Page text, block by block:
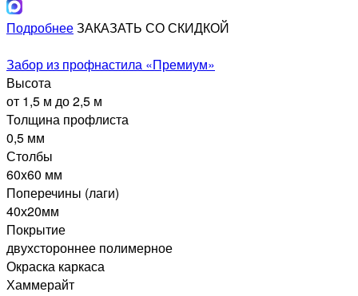
ПодробнееЗАКАЗАТЬ СО СКИДКОЙ
Забор из профнастила «Премиум»
Высота
от 1,5 м до 2,5 м
Толщина профлиста
0,5 мм
Столбы
60x60 мм
Поперечины (лаги)
40х20мм
Покрытие
двухстороннее полимерное
Окраска каркаса
Хаммерайт